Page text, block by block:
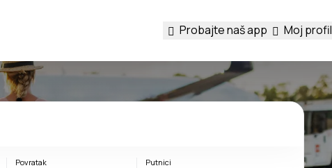
Probajte naš app Moj profil
Povratak Putnici